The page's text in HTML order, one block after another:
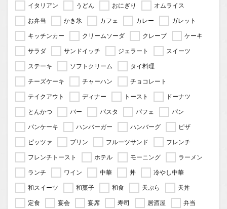
イタリアン
うどん おにぎり
オムライス
お弁当
かき氷 カフェ カレー
ガレット
キッチンカー
クリームソーダ クレープ
ケーキ
サラダ
サンドイッチ ジェラート
スイーツ
ステーキ
ソフトクリーム
タイ料理
チーズケーキ
チャーハン
チョコレート
テイクアウト
ディナー トースト
ドーナツ
とんかつ
バー パスタ パフェ
パン
パンケーキ
ハンバーガー ハンバーグ
ピザ
ピッツァ
プリン フルーツサンド
フレンチ
フレンチトースト
ホテル モーニング
ラーメン
ランチ
ワイン 中華 丼
冷やし中華
和スイーツ
和菓子 和食 天ぷら
天丼
定食
宴会 宴席 寿司 居酒屋
弁当